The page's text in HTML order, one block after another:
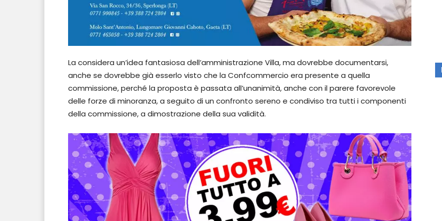
La considera un’idea fantasiosa dell’amministrazione Villa, ma dovrebbe documentarsi,
anche se dovrebbe già esserlo visto che la Confcommercio era presente a quella
commissione, perché la proposta è passata all’unanimità, anche con il parere favorevole
delle forze di minoranza, a seguito di un confronto sereno e condiviso tra tutti i componenti
della commissione, a dimostrazione della sua validità.